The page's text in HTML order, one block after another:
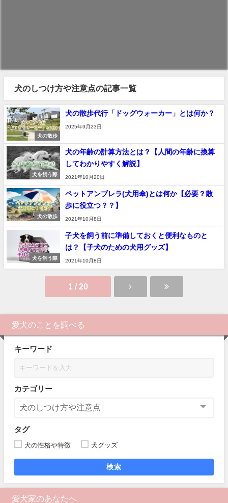
犬のしつけ方や注意点の記事一覧
犬の散歩
犬の散歩代行「ドッグウォーカー」とは何か？
2025年9月23日
犬を飼う際
犬の年齢の計算方法とは？【人間の年齢に換算
してわかりやすく解説】
2021年10月20日
犬の散歩
ペットアンブレラ(犬用傘)とは何か【必要？散
歩に役立つ？？】
2021年10月8日
犬を飼う際
子犬を飼う前に準備しておくと便利なものと
は？【子犬のための犬用グッズ】
2021年10月8日
1 / 20
愛犬のことを調べる
キーワード
カテゴリー
タグ
犬の性格や特徴 犬グッズ
検索
愛犬家のあなたへ